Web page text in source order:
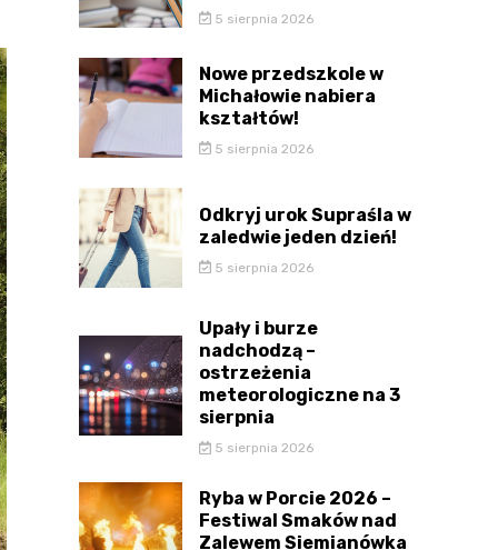
5 sierpnia 2026
Nowe przedszkole w
Michałowie nabiera
kształtów!
5 sierpnia 2026
Odkryj urok Supraśla w
zaledwie jeden dzień!
5 sierpnia 2026
Upały i burze
nadchodzą –
ostrzeżenia
meteorologiczne na 3
sierpnia
5 sierpnia 2026
Ryba w Porcie 2026 –
Festiwal Smaków nad
Zalewem Siemianówka